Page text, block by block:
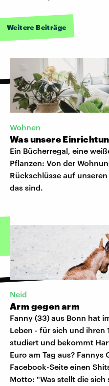
Weitere Beiträge
Wohnen
Was unsere
Ein Bücherregal, eine
Pflanzen: Von der
Rückschlüsse auf
das sind.
Neid
Arm gegen arm
Fanny (33) aus Bonn hat
Leben - für sich und ihren
studiert und bekommt
Euro am Tag aus?
Facebook-Seite einen
Motto: "Was stellt die sich